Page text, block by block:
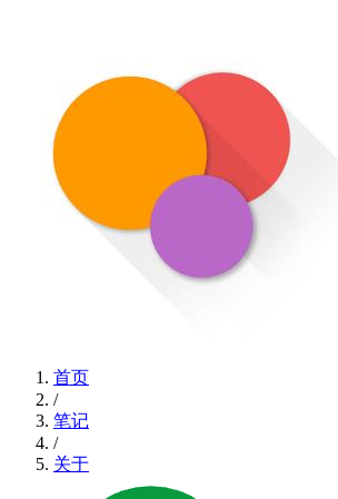
首页
/
笔记
/
关于